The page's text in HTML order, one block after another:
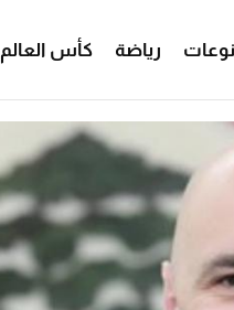
رياضة كأس العالم